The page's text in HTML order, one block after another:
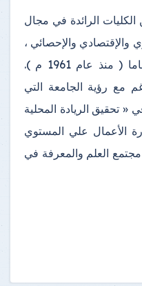
الكليات الرائدة في مجال
والإقتصادي والإحصائي ،
إذ أن عمرها يناهز الخمسون عاما ( منذ عام 1961 م ).
مع رؤية الجامعة التي
« تحقيق الريادة المحلية
الأعمال علي المستوي
مجتمع العلم والمعرفة في